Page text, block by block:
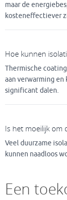
maar de
kosteneffectiever
Hoe kunnen
Thermische
aan verwarming
significant dalen.
Is het moeilijk om
Veel duurzame
kunnen naadloos
Een